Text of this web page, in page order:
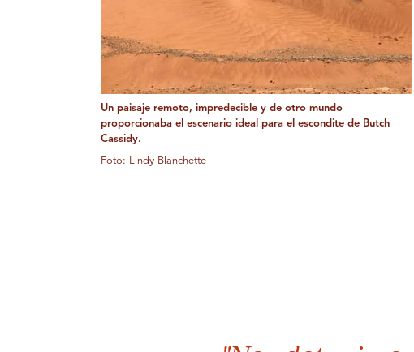
Un paisaje remoto, impredecible y de otro mundo
proporcionaba el escenario ideal para el escondite de Butch
Cassidy.
Foto: Lindy Blanchette